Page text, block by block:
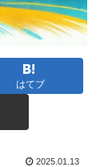
はてブ
2025.01.13